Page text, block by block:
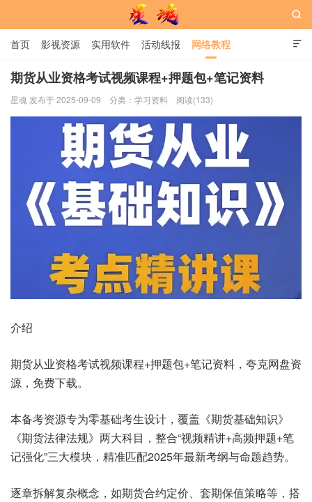
星魂网

首页 影视资源 实用软件 活动线报 网络教程
用户中心 书籍 娱乐

期货从业资格考试视频课程+押题包+笔记资料
星魂 发布于 2025-09-09 分类： 学习资料 阅读(133)
介绍
期货从业资格考试视频课程+押题包+笔记资料，夸克网盘资
源，免费下载。
本备考资源专为零基础考生设计，覆盖《期货基础知识》
《期货法律法规》两大科目，整合“视频精讲+高频押题+笔
记强化”三大模块，精准匹配2025年最新考纲与命题趋势。
逐章拆解复杂概念，如期货合约定价、套期保值策略等，搭